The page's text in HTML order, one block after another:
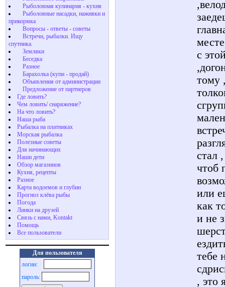
Рыболовная кулинария - кухня
Рыболовные насадки, наживки и
прикормка
Вопросы - ответы - советы
Встречи, рыбалки. Ищу
спутника.
Земляки
Беседка
Разное
Барахолка (купи - продай)
Объявления от администрации
Предложение от партнеров
Где ловить?
Чем ловить/ снаряжение?
На что ловить?
Наша рыба
Рыбалка на платниках
Морская рыбалка
Полезные советы
Для начинающих
Наши дети
Обзор магазинов
Кухня, рецепты
Разное
Карта водоемов и глубин
Прогноз клёва рыбы
Погода
Линки на друзей
Связь с нами, Kontakt
Помощь
Все пользователи
Для пользователя
логин:
пароль:
с
тому
стал
чтоб
или
как
и не
тебе
, это